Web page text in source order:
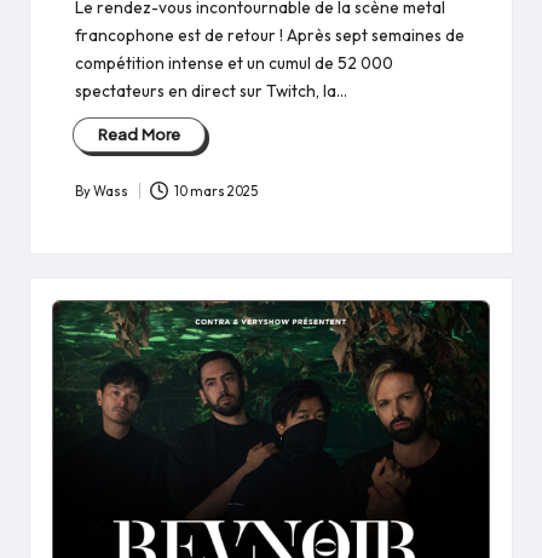
Le rendez-vous incontournable de la scène metal
francophone est de retour ! Après sept semaines de
compétition intense et un cumul de 52 000
spectateurs en direct sur Twitch, la…
Read More
Posted
ByWass 10 mars 2025